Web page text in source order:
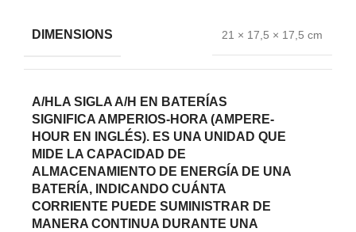
DIMENSIONS 21 × 17,5 × 17,5 cm
A/H LA SIGLA A/H EN BATERÍAS
SIGNIFICA AMPERIOS-HORA (AMPERE-
HOUR EN INGLÉS). ES UNA UNIDAD QUE
MIDE LA CAPACIDAD DE
ALMACENAMIENTO DE ENERGÍA DE UNA
BATERÍA, INDICANDO CUÁNTA
CORRIENTE PUEDE SUMINISTRAR DE
MANERA CONTINUA DURANTE UNA